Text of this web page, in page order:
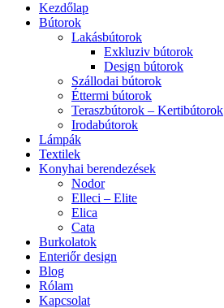
Kezdőlap
Bútorok
Lakásbútorok
Exkluziv bútorok
Design bútorok
Szállodai bútorok
Éttermi bútorok
Teraszbútorok – Kertibútorok
Irodabútorok
Lámpák
Textilek
Konyhai berendezések
Nodor
Elleci – Elite
Elica
Cata
Burkolatok
Enteriőr design
Blog
Rólam
Kapcsolat